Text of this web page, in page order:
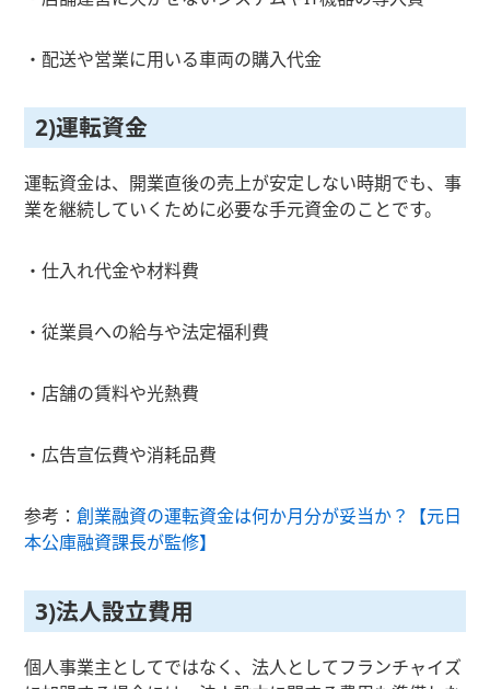
・配送や営業に用いる車両の購入代金
2)運転資金
運転資金は、開業直後の売上が安定しない時期でも、事
業を継続していくために必要な手元資金のことです。
・仕入れ代金や材料費
・従業員への給与や法定福利費
・店舗の賃料や光熱費
・広告宣伝費や消耗品費
参考：創業融資の運転資金は何か月分が妥当か？【元日
本公庫融資課長が監修】
3)法人設立費用
個人事業主としてではなく、法人としてフランチャイズ